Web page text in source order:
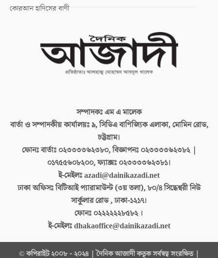
কোরআন হাদিসের বাণী
সম্পাদকঃএম এ মালেক
বার্তা ও সম্পাদকীয় কার্যালয়ঃ৯, সিডিএ বাণিজ্যিক এলাকা, মোমিন রোড,
চট্টগ্রাম।
ফোনঃ বার্তাঃ ০২৩৩৩৩৬২৩৮০, বিজ্ঞাপনঃ ০২৩৩৩৩৬২৩৮২ |
০১৭৫৫৬০৮২০০, ফ্যাক্সঃ ০২৩৩৩৩৬২৩৮১।
ই-মেইলঃazadi@dainikazadi.net
ঢাকা অফিসঃবিটিআই প্যারামাউন্ট (৩য় তলা), ৮০/৪ সিদ্ধেশ্বরী নিউ
সার্কুলার রোড , ঢাকা-১২১৭।
ফোনঃ ০২২২২২২৮৫৮২ ।
ই-মেইলঃdhakaoffice@dainikazadi.net
© কপিরাইট ২০০৮ - ২০২৪ | দৈনিক আজাদী কতৃক সর্বস্বত্ব সংরক্ষিত |